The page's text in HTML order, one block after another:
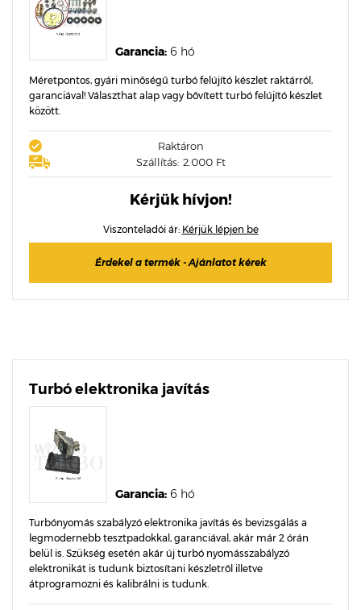
Garancia: 6 hó
Méretpontos, gyári minőségű turbó felújító készlet raktárról,
garanciával! Választhat alap vagy bővített turbó felújító készlet
között.
Raktáron
Szállítás: 2.000 Ft
Kérjük hívjon!
Viszonteladói ár: Kérjük lépjen be
Érdekel a termék - Ajánlatot kérek
Turbó elektronika javítás
Garancia: 6 hó
Turbónyomás szabályzó elektronika javítás és bevizsgálás a
legmodernebb tesztpadokkal, garanciával, akár már 2 órán
belül is. Szükség esetén akár új turbó nyomásszabályzó
elektronikát is tudunk biztosítani készletről illetve
átprogramozni és kalibrálni is tudunk.